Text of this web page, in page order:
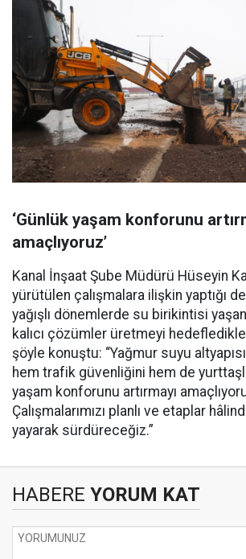
‘Günlük yaşam konforunu
amaçlıyoruz’
Kanal İnşaat Şube Müdürü Hüseyin
yürütülen çalışmalara ilişkin yaptığı
yağışlı dönemlerde su birikintisi
kalıcı çözümler üretmeyi
şöyle konuştu: “Yağmur suyu
hem trafik güvenliğini hem de
yaşam konforunu artırmayı
Çalışmalarımızı planlı ve etaplar
yayarak sürdüreceğiz.”
HABERE YORUM KAT